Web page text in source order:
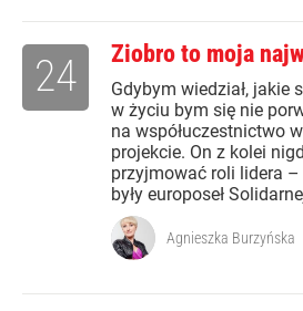
Ziobro to moja
Gdybym wiedział, jakie
w życiu bym się nie
na współuczestnictwo
projekcie. On z kolei
przyjmować roli lidera –
były europoseł
24
Agnieszka Burzyńska